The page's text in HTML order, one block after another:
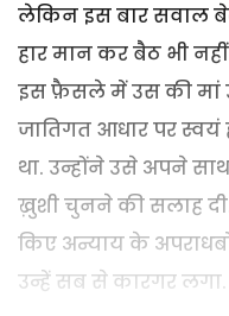
लेकिन इस बार सवाल
हार मान कर बैठ भी
इस फ़ैसले में उस की मां
जातिगत आधार पर स्वयं
था. उन्होंने उसे अपने
ख़ुशी चुनने की सलाह
किए अन्याय के
उन्हें सब से कारगर लगा.